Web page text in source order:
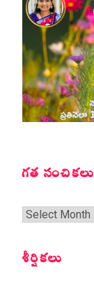
గత సంచికలు
గత
శీర్షికలు